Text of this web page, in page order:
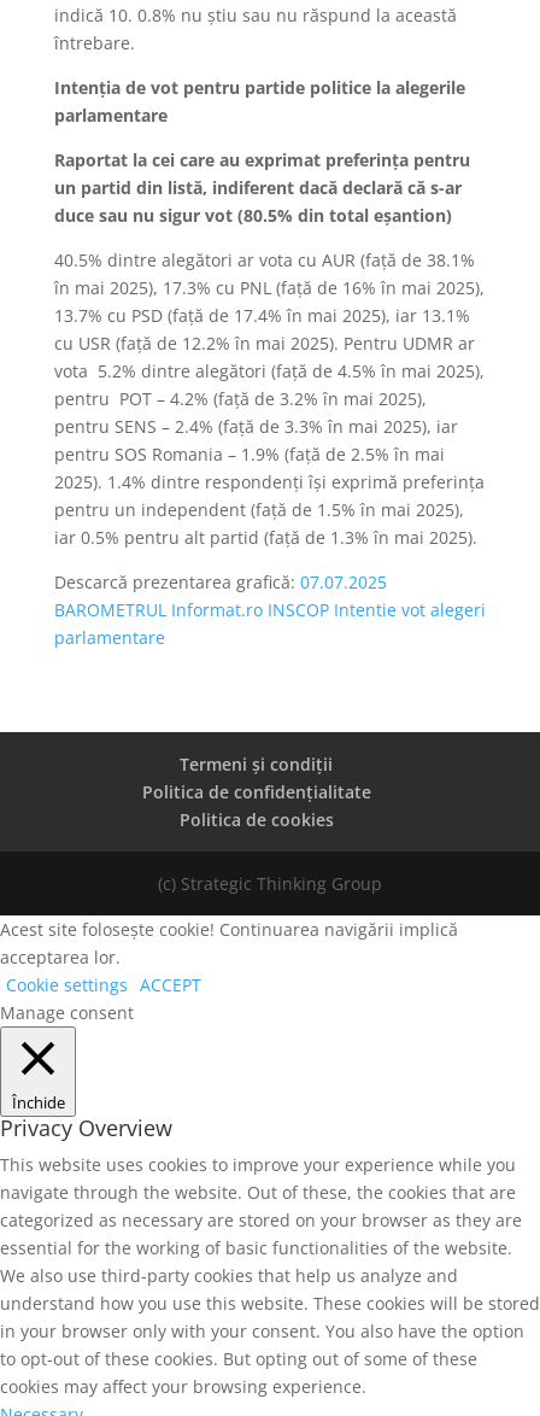
indică 10. 0.8% nu știu sau nu răspund la această
întrebare.
Intenția de vot pentru partide politice la alegerile
parlamentare
Raportat la cei care au exprimat preferința pentru
un partid din listă, indiferent dacă declară că s-ar
duce sau nu sigur vot (80.5% din total eșantion)
40.5% dintre alegători ar vota cu AUR (față de 38.1%
în mai 2025), 17.3% cu PNL (față de 16% în mai 2025),
13.7% cu PSD (față de 17.4% în mai 2025), iar 13.1%
cu USR (față de 12.2% în mai 2025). Pentru UDMR ar
vota 5.2% dintre alegători (față de 4.5% în mai 2025),
pentru POT – 4.2% (față de 3.2% în mai 2025),
pentru SENS – 2.4% (față de 3.3% în mai 2025), iar
pentru SOS Romania – 1.9% (față de 2.5% în mai
2025). 1.4% dintre respondenți își exprimă preferința
pentru un independent (față de 1.5% în mai 2025),
iar 0.5% pentru alt partid (față de 1.3% în mai 2025).
Descarcă prezentarea grafică: 07.07.2025
BAROMETRUL Informat.ro INSCOP Intentie vot alegeri
parlamentare
Termeni și condiții
Politica de confidențialitate
Politica de cookies
(c) Strategic Thinking Group
Acest site folosește cookie! Continuarea navigării implică
acceptarea lor.
Cookie settings ACCEPT
Manage consent
Închide
Privacy Overview
This website uses cookies to improve your experience while you
navigate through the website. Out of these, the cookies that are
categorized as necessary are stored on your browser as they are
essential for the working of basic functionalities of the website.
We also use third-party cookies that help us analyze and
understand how you use this website. These cookies will be stored
in your browser only with your consent. You also have the option
to opt-out of these cookies. But opting out of some of these
cookies may affect your browsing experience.